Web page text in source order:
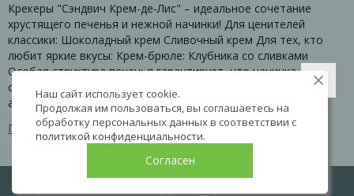
Крекеры "Сэндвич Крем-де-Лис" – идеальное сочетание
хрустящего печенья и нежной начинки! Для ценителей
классики: Шоколадный крем Сливочный крем Для тех, кто
любит яркие вкусы: Крем-брюле: Клубника со сливками
Особая структура печенья гарантирует, что начинка
останется внутри, а вы получите идеально хрустящий и
аппетитный сэндвич
Перейти к товару
Наш сайт использует cookie.
Продолжая им пользоваться, вы соглашаетесь на
обработку персональных данных в соответствии с
политикой конфиденциальности.
Согласен